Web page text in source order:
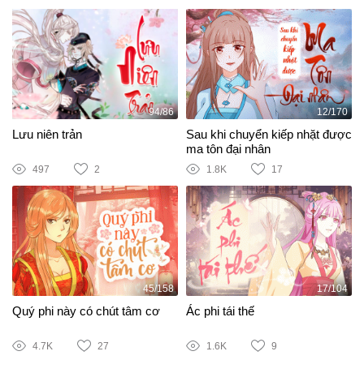
94/86
Lưu niên trản
497 2
12/170
Sau khi chuyển kiếp nhặt được
ma tôn đại nhân
1.8K 17
45/158
Quý phi này có chút tâm cơ
4.7K 27
17/104
Ác phi tái thế
1.6K 9